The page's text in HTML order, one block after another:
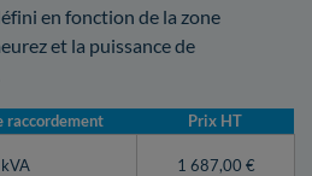
en fonction de la zone
et la puissance de
raccordement Prix HT
1 687,00 €